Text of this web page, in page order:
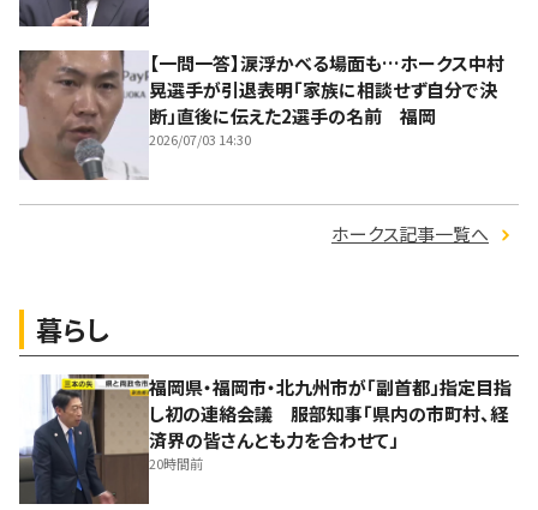
【一問一答】涙浮かべる場面も…ホークス中村
晃選手が引退表明「家族に相談せず自分で決
断」直後に伝えた2選手の名前 福岡
2026/07/03 14:30
ホークス記事一覧へ
暮らし
福岡県・福岡市・北九州市が「副首都」指定目指
し初の連絡会議 服部知事「県内の市町村、経
済界の皆さんとも力を合わせて」
20時間前